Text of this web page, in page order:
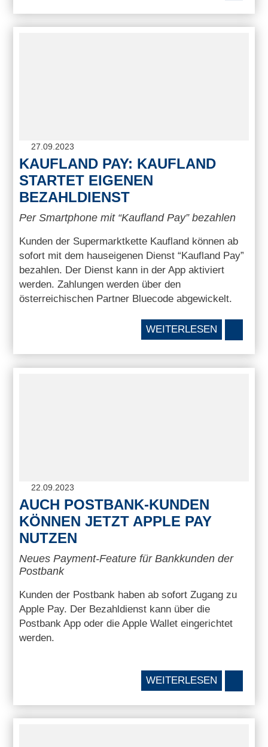
27.09.2023
KAUFLAND PAY: KAUFLAND
STARTET EIGENEN
BEZAHLDIENST
Per Smartphone mit “Kaufland Pay” bezahlen
Kunden der Supermarktkette Kaufland können ab
sofort mit dem hauseigenen Dienst “Kaufland Pay”
bezahlen. Der Dienst kann in der App aktiviert
werden. Zahlungen werden über den
österreichischen Partner Bluecode abgewickelt.
WEITERLESEN
22.09.2023
AUCH POSTBANK-KUNDEN
KÖNNEN JETZT APPLE PAY
NUTZEN
Neues Payment-Feature für Bankkunden der
Postbank
Kunden der Postbank haben ab sofort Zugang zu
Apple Pay. Der Bezahldienst kann über die
Postbank App oder die Apple Wallet eingerichtet
werden.
WEITERLESEN